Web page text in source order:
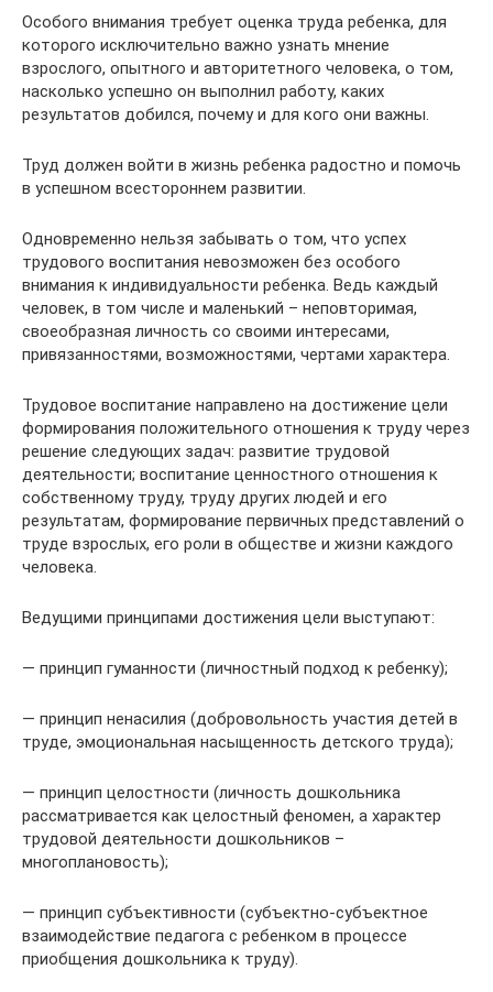
Особого внимания требует оценка труда ребенка, для
которого исключительно важно узнать мнение
взрослого, опытного и авторитетного человека, о том,
насколько успешно он выполнил работу, каких
результатов добился, почему и для кого они важны.
Труд должен войти в жизнь ребенка радостно и помочь
в успешном всестороннем развитии.
Одновременно нельзя забывать о том, что успех
трудового воспитания невозможен без особого
внимания к индивидуальности ребенка. Ведь каждый
человек, в том числе и маленький – неповторимая,
своеобразная личность со своими интересами,
привязанностями, возможностями, чертами характера.
Трудовое воспитание направлено на достижение цели
формирования положительного отношения к труду через
решение следующих задач: развитие трудовой
деятельности; воспитание ценностного отношения к
собственному труду, труду других людей и его
результатам, формирование первичных представлений о
труде взрослых, его роли в обществе и жизни каждого
человека.
Ведущими принципами достижения цели выступают:
— принцип гуманности (личностный подход к ребенку);
— принцип ненасилия (добровольность участия детей в
труде, эмоциональная насыщенность детского труда);
— принцип целостности (личность дошкольника
рассматривается как целостный феномен, а характер
трудовой деятельности дошкольников –
многоплановость);
— принцип субъективности (субъектно-субъектное
взаимодействие педагога с ребенком в процессе
приобщения дошкольника к труду).